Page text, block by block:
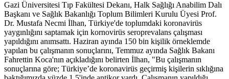
Gazi Üniversitesi Tıp Fakültesi Dekanı, Halk Sağlığı Anabilim Dalı
Başkanı ve Sağlık Bakanlığı Toplum Bilimleri Kurulu Üyesi Prof.
Dr. Mustafa Necmi İlhan, Türkiye'de toplumdaki koronavirüs
yaygınlığını saptamak için kornovirüs seroprevalans çalışması
yapıldığını anımsattı. Haziran ayında 150 bin kişilik örneklemde
yapılan bu çalışmanın sonuçlarını, Temmuz ayında Sağlık Bakanı
Fahrettin Koca'nın açıkladığını belirten İlhan, "Bu çalışmanın
sonuçlarına göre; Türkiye’de koronavirüs geçirmiş kişilerin sıklığına